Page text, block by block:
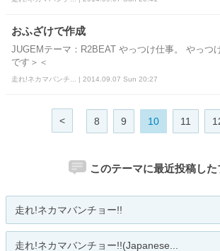
おふざけで作成
JUGEMテーマ：R2BEAT やっつけ仕事。 やっつ
です＞＜
走れ!ネカマバンチ... | 2014.09.07 Sun 20:27
< 8 9 10 11
このテーマに最近投稿した
走れ!ネカマバンチョー!!
走れ!ネカマバンチョー!!(Japanese...